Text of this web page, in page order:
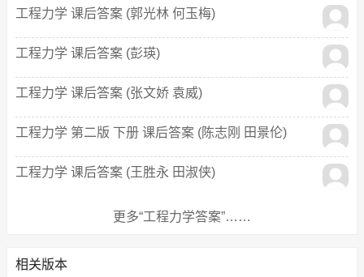
工程力学 课后答案 (郭光林 何玉梅)
工程力学 课后答案 (彭瑛)
工程力学 课后答案 (张文娇 袁威)
工程力学 第二版 下册 课后答案 (陈志刚 田景伦)
工程力学 课后答案 (王胜永 田淑侠)
更多“工程力学答案”……
相关版本